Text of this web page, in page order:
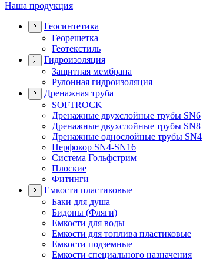
Наша продукция
Геосинтетика
Георешетка
Геотекстиль
Гидроизоляция
Защитная мембрана
Рулонная гидроизоляция
Дренажная труба
SOFTROCK
Дренажные двухслойные трубы SN6
Дренажные двухслойные трубы SN8
Дренажные однослойные трубы SN4
Перфокор SN4-SN16
Система Гольфстрим
Плоские
Фитинги
Емкости пластиковые
Баки для душа
Бидоны (Фляги)
Емкости для воды
Емкости для топлива пластиковые
Емкости подземные
Емкости специального назначения